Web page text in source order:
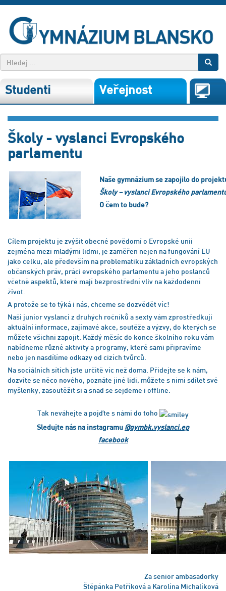
Studenti Veřejnost
Školy - vyslanci Evropského
parlamentu
Naše gymnázium se zapojilo do
Školy – vyslanci Evropského
O čem to bude?
Cílem projektu je zvýšit obecné povědomí o Evropské unii
zejména mezi mladými lidmi, je zaměřen nejen na fungování EU
jako celku, ale především na problematiku základních evropských
občanských práv, práci evropského parlamentu a jeho poslanců
včetně aspektů, které mají bezprostřední vliv na každodenní
život.
A protože se to týká i nás, chceme se dozvědět víc!
Naši junior vyslanci z druhých ročníků a sexty vám zprostředkují
aktuální informace, zajímavé akce, soutěže a výzvy, do kterých se
můžete všichni zapojit. Každý měsíc do konce školního roku vám
nabídneme různé aktivity a programy, které sami připravíme
nebo jen nasdílíme odkazy od cizích tvůrců.
Na sociálních sítích jste určitě víc než doma. Přidejte se k nám,
dozvíte se něco nového, poznáte jiné lidi, můžete s nimi sdílet své
myšlenky, zasoutěžit si a snad se sejdeme i offline.
Tak neváhejte a pojďte s námi do toho
Sledujte nás na instagramu @gymbk.vyslanci.ep
facebook
Za senior ambasadorky
Štěpánka Petříková a Karolína Michalíková